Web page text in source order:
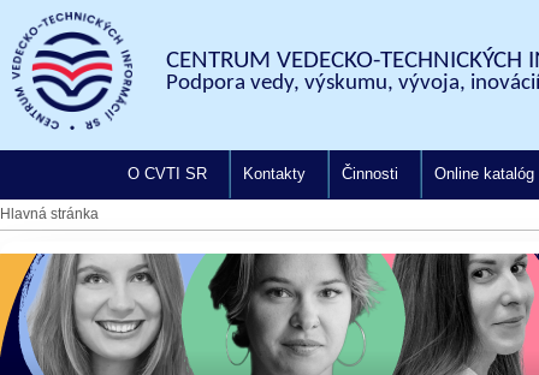
CENTRUM VEDECKO-TECHNICKÝCH
Podpora vedy, výskumu, vývoja,
O CVTI SR Kontakty Činnosti Online katalóg
Hlavná stránka